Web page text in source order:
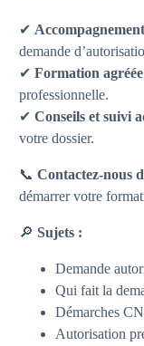
✔
demande
✔Formation
professionnelle.
✔Conseils et suivi
votre dossier.
📞Contactez-nous
démarrer votre
🔎Sujets :
Demande
Qui fait la
Démarches
Autorisation